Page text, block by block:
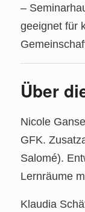
–
geeignet für
Über
Nicole
GFK.
Salomé).
Lernräume
Klaudia